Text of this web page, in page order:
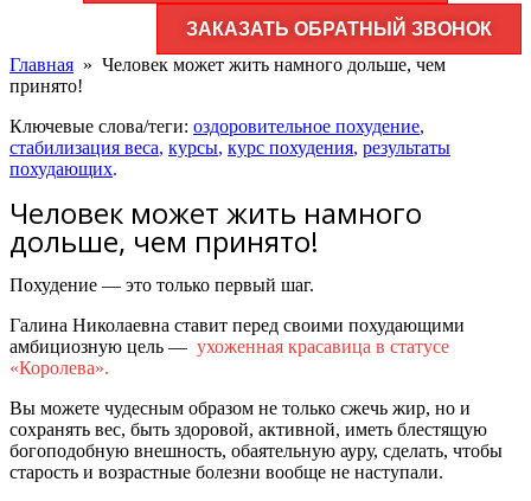
ЗАКАЗАТЬ ОБРАТНЫЙ ЗВОНОК
Главная » Человек может жить намного дольше, чем
принято!
Ключевые слова/теги: оздоровительное похудение,
стабилизация веса, курсы, курс похудения, результаты
похудающих.
Человек может жить намного
дольше, чем принято!
Похудение — это только первый шаг.
Галина Николаевна ставит перед своими похудающими
амбициозную цель — ухоженная красавица в статусе
«Королева».
Вы можете чудесным образом не только сжечь жир, но и
сохранять вес, быть здоровой, активной, иметь блестящую
богоподобную внешность, обаятельную ауру, сделать, чтобы
старость и возрастные болезни вообще не наступали.